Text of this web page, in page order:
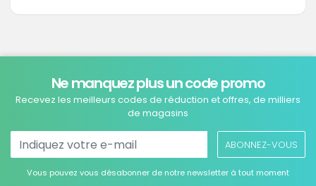
Ne manquez plus un code promo
Recevez les meilleurs codes de réduction et offres, de milliers
de magasins
ABONNEZ-VOUS
Vous pouvez vous désabonner de notre newsletter à tout moment